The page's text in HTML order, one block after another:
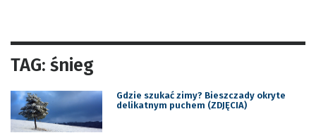
TAG: śnieg
Gdzie szukać zimy? Bieszczady okryte
delikatnym puchem (ZDJĘCIA)